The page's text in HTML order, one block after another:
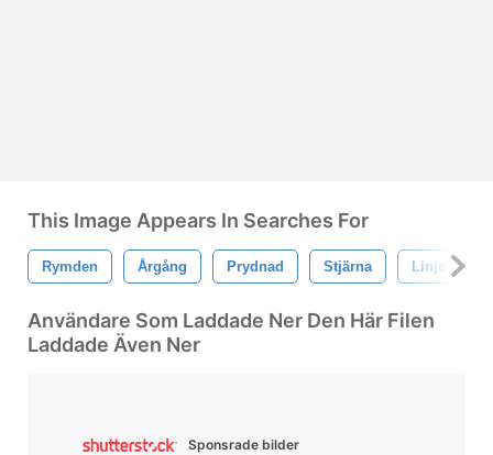
This Image Appears In Searches For
Rymden Årgång Prydnad Stjärna Linje
Användare Som Laddade Ner Den Här Filen
Laddade Även Ner
Sponsrade bilder